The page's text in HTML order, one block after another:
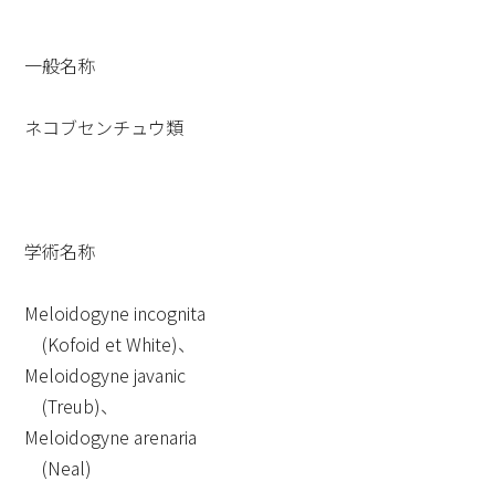
一般名称
ネコブセンチュウ類
学術名称
Meloidogyne incognita
(Kofoid et White)、
Meloidogyne javanic
(Treub)、
Meloidogyne arenaria
(Neal)